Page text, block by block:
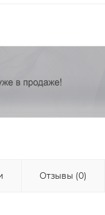
Отзывы (0)